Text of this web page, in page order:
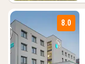
8.0